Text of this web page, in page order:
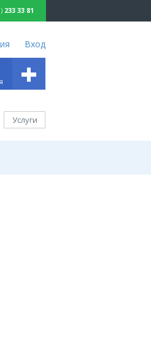
233 33 81
Вход
+
Услуги